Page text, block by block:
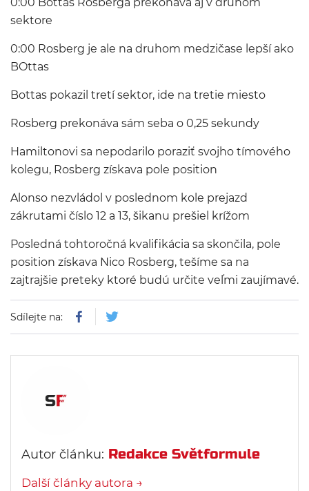
sektore
0:00 Rosberg je ale na druhom medzičase lepší ako
BOttas
Bottas pokazil tretí sektor, ide na tretie miesto
Rosberg prekonáva sám seba o 0,25 sekundy
Hamiltonovi sa nepodarilo poraziť svojho tímového
kolegu, Rosberg získava pole position
Alonso nezvládol v poslednom kole prejazd
zákrutami číslo 12 a 13, šikanu prešiel krížom
Posledná tohtoročná kvalifikácia sa skončila, pole
position získava Nico Rosberg, tešíme sa na
zajtrajšie preteky ktoré budú určite veľmi zaujímavé.
Sdílejte na:
Autor článku: Redakce Světformule
Další články autora →